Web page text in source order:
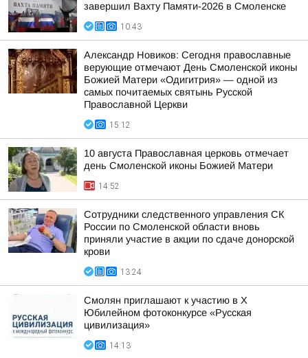
завершил Вахту Памяти-2026 в Смоленске
10:43
Александр Новиков: Сегодня православные
верующие отмечают День Смоленской иконы
Божией Матери «Одигитрия» — одной из
самых почитаемых святынь Русской
Православной Церкви
15:12
10 августа Православная церковь отмечает
день Смоленской иконы Божией Матери
14:52
Сотрудники следственного управления СК
России по Смоленской области вновь
приняли участие в акции по сдаче донорской
крови
13:24
Смолян приглашают к участию в X
Юбилейном фотоконкурсе «Русская
цивилизация»
14:13